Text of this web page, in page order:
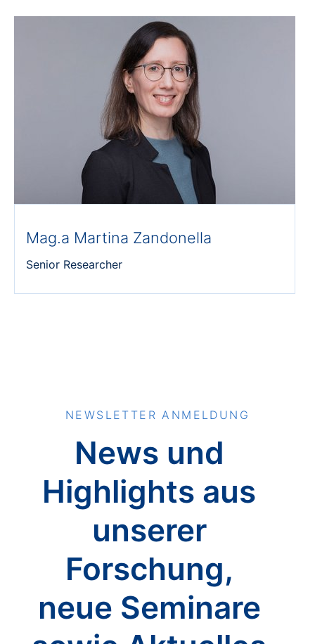
Mag.a Martina Zandonella
Senior Researcher
NEWSLETTER ANMELDUNG
News und
Highlights aus
unserer
Forschung,
neue Seminare